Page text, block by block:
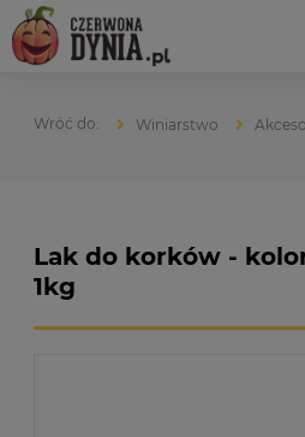
Winiarstwo
Lak do korków -
1kg